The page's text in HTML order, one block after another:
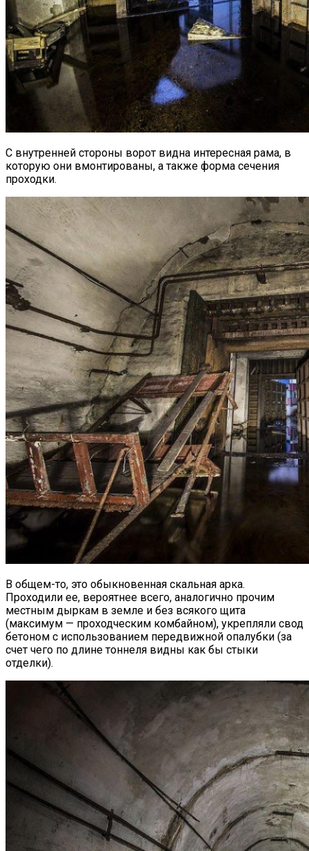
С внутренней стороны ворот видна интересная рама, в
которую они вмонтированы, а также форма сечения
проходки.
В общем-то, это обыкновенная скальная арка.
Проходили ее, вероятнее всего, аналогично прочим
местным дыркам в земле и без всякого щита
(максимум — проходческим комбайном), укрепляли свод
бетоном с использованием передвижной опалубки (за
счет чего по длине тоннеля видны как бы стыки
отделки).